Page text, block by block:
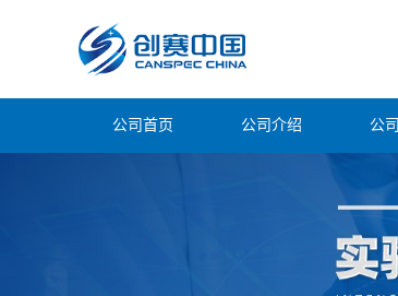
公司首页 公司介绍 公